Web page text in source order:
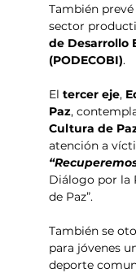
También
sector
de Desarrollo
(PODECOBI).
El tercer eje,
Paz,
Cultura de
atención a
Diálogo por la
de Paz”.
También se
para jóvenes
deporte